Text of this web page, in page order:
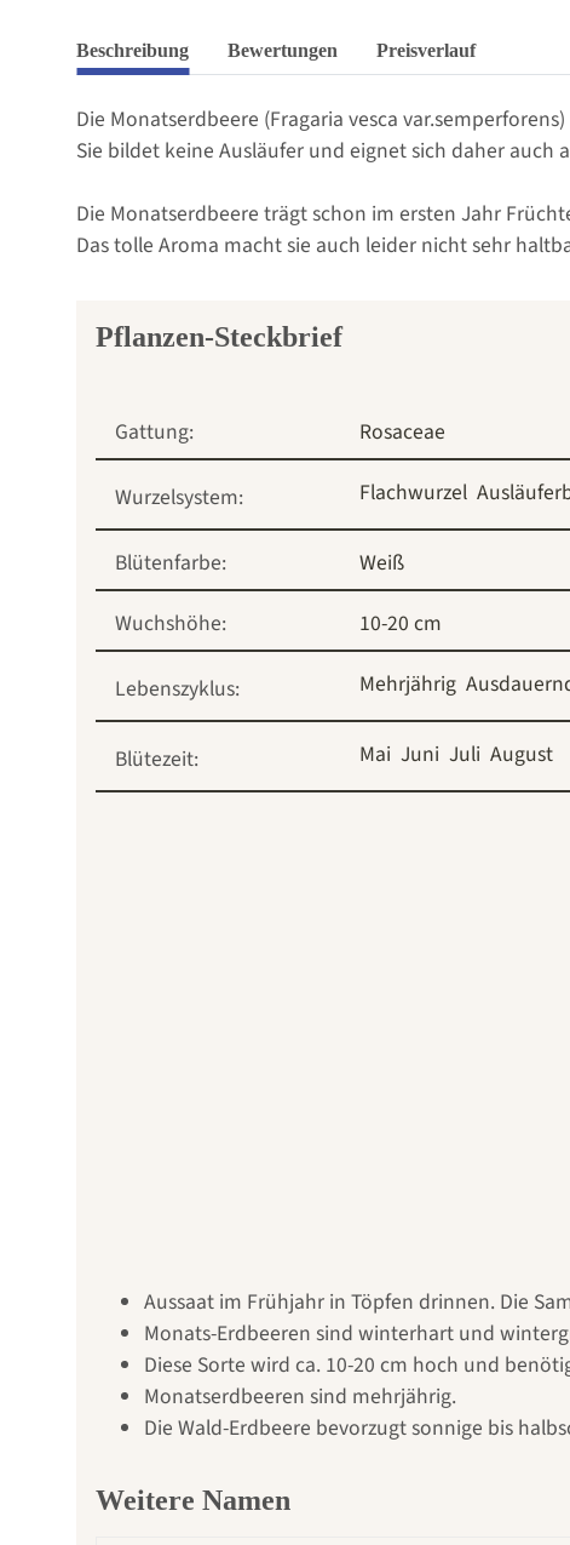
Beschreibung Bewertungen Preisverlauf
Die Monatserdbeere (Fragaria vesca
Sie bildet keine Ausläufer und eignet sich daher
Die Monatserdbeere trägt schon im ersten Jahr
Das tolle Aroma macht sie auch leider nicht sehr
Pflanzen-Steckbrief
Gattung: Rosaceae
Wurzelsystem: Flachwurzel
Blütenfarbe:
Weiß
Wuchshöhe:
10-20 cm
Lebenszyklus: Mehrjährig
Blütezeit: Mai Juni Juli August
Aussaat im Frühjahr in Töpfen drinnen. Die
Monats-Erdbeeren sind winterhart und
Diese Sorte wird ca. 10-20 cm hoch und
Monatserdbeeren sind mehrjährig.
Die Wald-Erdbeere bevorzugt sonnige bis
Weitere Namen